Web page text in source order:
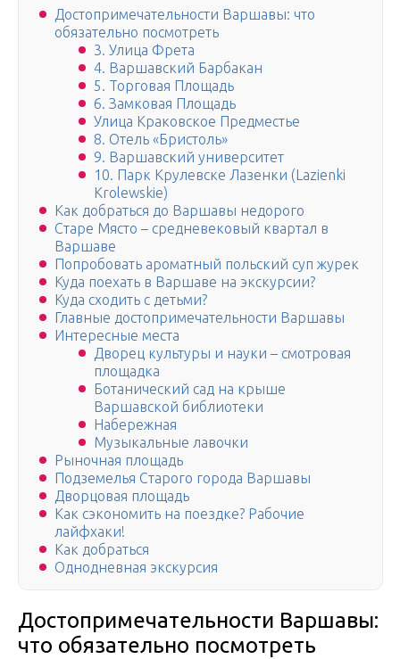
Достопримечательности Варшавы: что
обязательно посмотреть
3. Улица Фрета
4. Варшавский Барбакан
5. Торговая Площадь
6. Замковая Площадь
Улица Краковское Предместье
8. Отель «Бристоль»
9. Варшавский университет
10. Парк Крулевске Лазенки (Lazienki
Krolewskie)
Как добраться до Варшавы недорого
Старе Място – средневековый квартал в
Варшаве
Попробовать ароматный польский суп журек
Куда поехать в Варшаве на экскурсии?
Куда сходить с детьми?
Главные достопримечательности Варшавы
Интересные места
Дворец культуры и науки – смотровая
площадка
Ботанический сад на крыше
Варшавской библиотеки
Набережная
Музыкальные лавочки
Рыночная площадь
Подземелья Старого города Варшавы
Дворцовая площадь
Как сэкономить на поездке? Рабочие
лайфхаки!
Как добраться
Однодневная экскурсия
Достопримечательности Варшавы:
что обязательно посмотреть